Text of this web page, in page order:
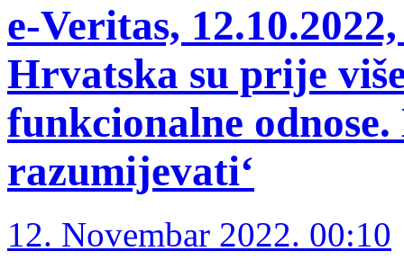
e-Veritas,
Hrvatska su prije
funkcionalne odnose.
razumijevati‘
12. Novembar 2022. 00:10